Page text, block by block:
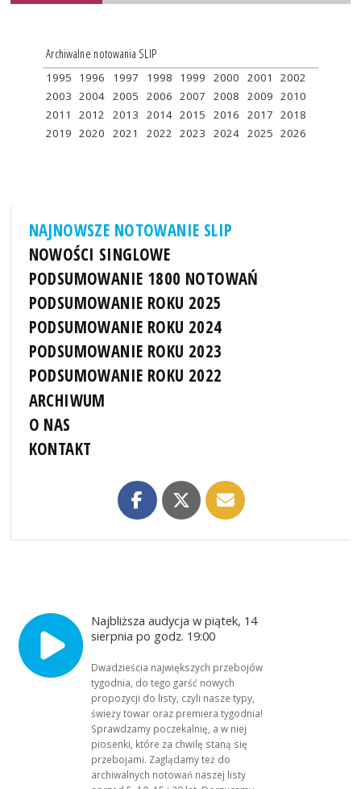
Archiwalne notowania SLIP
1995 1996 1997 1998 1999 2000 2001
2002
2003 2004 2005 2006 2007 2008 2009 2010
2011
2012 2013 2014 2015 2016 2017 2018
2019 2020 2021 2022 2023 2024 2025 2026
NAJNOWSZE NOTOWANIE SLIP
NOWOŚCI SINGLOWE
PODSUMOWANIE 1800 NOTOWAŃ
PODSUMOWANIE ROKU 2025
PODSUMOWANIE ROKU 2024
PODSUMOWANIE ROKU 2023
PODSUMOWANIE ROKU 2022
ARCHIWUM
O NAS
KONTAKT
Najbliższa audycja w piątek, 14
sierpnia po godz. 19:00
Dwadzieścia największych przebojów
tygodnia, do tego garść nowych
propozycji do listy, czyli nasze typy,
świeży towar oraz premiera tygodnia!
Sprawdzamy poczekalnię, a w niej
piosenki, które za chwilę staną się
przebojami. Zaglądamy też do
archiwalnych notowań naszej listy